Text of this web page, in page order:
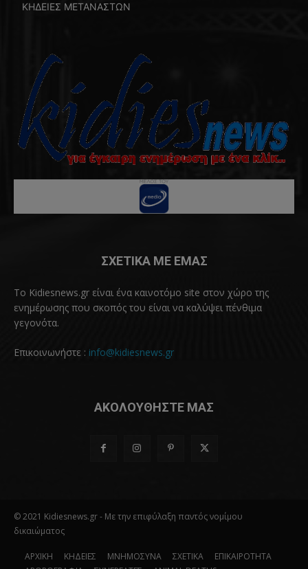
ΚΗΔΕΙΕΣ ΜΕΤΑΝΑΣΤΩΝ
ΣΧΕΤΙΚΑ ΜΕ ΕΜΑΣ
Το Kidiesnews.gr είναι ένα καινοτόμο site στον χώρο της
ενημέρωσης που σκοπός του είναι να καλύψει πένθιμα
γεγονότα.
Επικοινωνήστε : info@kidiesnews.gr
ΑΚΟΛΟΥΘΗΣΤΕ ΜΑΣ
© 2021 Kidiesnews.gr - Με την επιφύλαξη παντός νομίμου
δικαιώματος
ΑΡΧΙΚΗ ΚΗΔΕΙΕΣ ΜΝΗΜΟΣΥΝΑ ΣΧΕΤΙΚΑ
ΕΠΙΚΑΙΡΟΤΗΤΑ